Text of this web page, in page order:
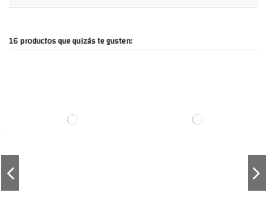
16 productos que quizás te gusten: